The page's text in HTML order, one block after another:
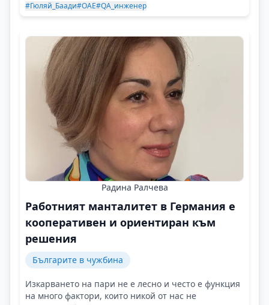
#Гюляй_Баади#OAE#QA_инженер
Радина Ралчева
Работният манталитет в Германия е
кооперативен и ориентиран към
решения
Българите в чужбина
Изкарването на пари не е лесно и често е функция
на много фактори, които никой от нас не